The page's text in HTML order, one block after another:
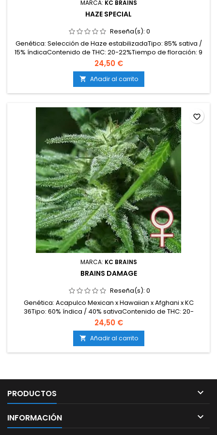
MARCA: KC BRAINS
HAZE SPECIAL
Reseña(s): 0
Genética: Selección de Haze estabilizadaTipo: 85% sativa /
15% índicaContenido de THC: 20-22%Tiempo de floración: 9
semanas en interiorProducción en interior: 450-550
g/m²Producción en exterior: 700-1000 g/plantaAltura: 120-150
cm en interior; hasta 300 cm en exteriorAromas y
sabores: Inciensados, cítricos y especiados con fondo...
24,50 €
 Añadir al carrito
MARCA: KC BRAINS
BRAINS DAMAGE
Reseña(s): 0
Genética: Acapulco Mexican x Hawaiian x Afghani x KC
36Tipo: 60% índica / 40% sativaContenido de THC: 20-
22%Tiempo de floración: 9-10 semanas en
interiorProducción en interior: 500-600 g/m²Producción en
exterior: 900-1200 g/plantaAltura: 100-130 cm en interior;
hasta 300 cm en exteriorAromas y sabores: Complejos y
duraderos; dulces,...
24,50 €
 Añadir al carrito
favorite_border
PRODUCTOS 
INFORMACIÓN 